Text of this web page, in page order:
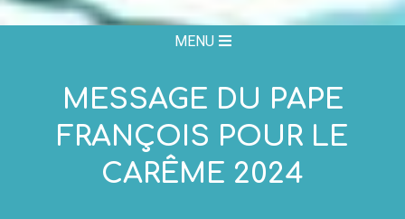
MENU
MESSAGE DU PAPE
FRANÇOIS POUR LE
CARÊME 2024